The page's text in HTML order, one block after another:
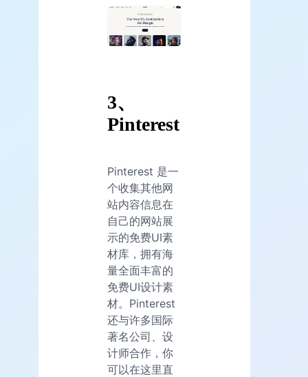
3、
Pinterest
Pinterest 是一
个收集其他网
站内容信息在
自己的网站展
示的免费UI素
材库，拥有海
量全面丰富的
免费UI设计素
材。Pinterest
还与许多国际
著名公司、设
计师合作，你
可以在这里直